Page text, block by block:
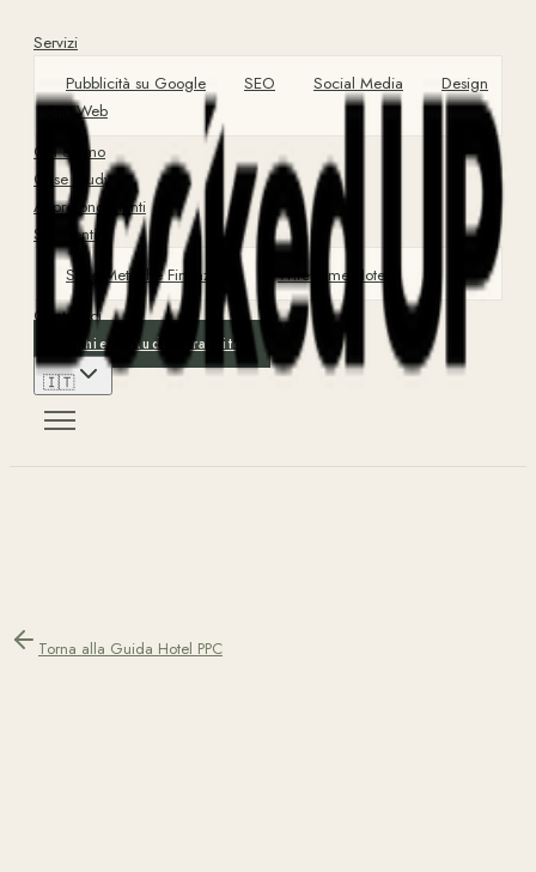
Servizi
Pubblicità su Google
SEO Social Media
Design
Sito Web
Chi Siamo
Case Study
Approfondimenti
Strumenti
Suite Metriche Finanziarie
Wireframe Hotel
Contattaci
Richiedi Audit Gratuito
🇮🇹
Torna alla Guida Hotel PPC